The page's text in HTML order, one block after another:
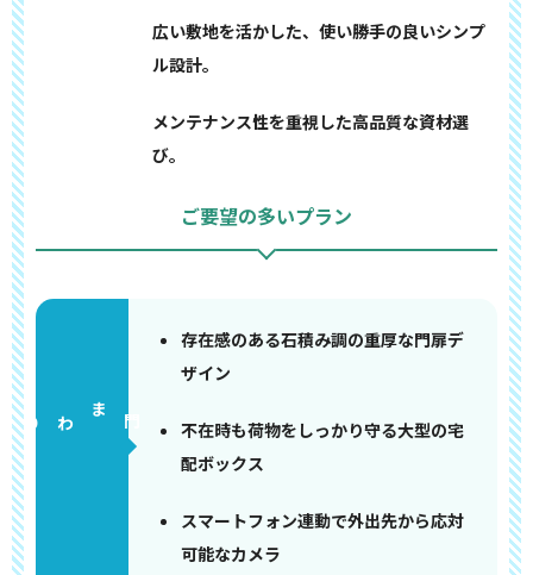
広い敷地を活かした、使い勝手の良いシンプ
ル設計。
メンテナンス性を重視した高品質な資材選
び。
ご要望の多いプラン
門まわり
存在感のある石積み調の重厚な門扉デ
ザイン
不在時も荷物をしっかり守る大型の宅
配ボックス
スマートフォン連動で外出先から応対
可能なカメラ